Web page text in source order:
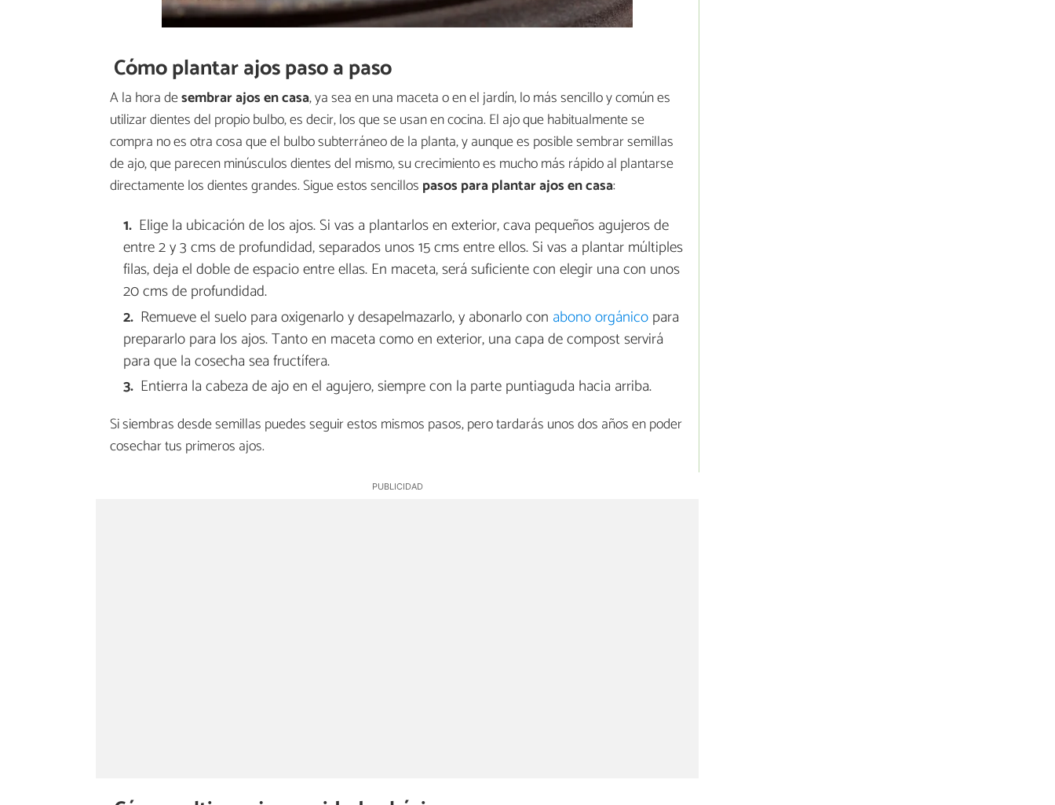
Cómo plantar ajos paso a paso
A la hora desembrar ajos en casa, ya sea en una maceta o en el jardín, lo más sencillo y común es
utilizar dientes del propio bulbo, es decir, los que se usan en cocina. El ajo que habitualmente se
compra no es otra cosa que el bulbo subterráneo de la planta, y aunque es posible sembrar semillas
de ajo, que parecen minúsculos dientes del mismo, su crecimiento es mucho más rápido al plantarse
directamente los dientes grandes. Sigue estos sencillos pasos para plantar ajos en casa:
Elige la ubicación de los ajos. Si vas a plantarlos en exterior, cava pequeños agujeros de
entre 2 y 3 cms de profundidad, separados unos 15 cms entre ellos. Si vas a plantar múltiples
filas, deja el doble de espacio entre ellas. En maceta, será suficiente con elegir una con unos
20 cms de profundidad.
Remueve el suelo para oxigenarlo y desapelmazarlo, y abonarlo con abono orgánicopara
prepararlo para los ajos. Tanto en maceta como en exterior, una capa de compost servirá
para que la cosecha sea fructífera.
Entierra la cabeza de ajo en el agujero, siempre con la parte puntiaguda hacia arriba.
Si siembras desde semillas puedes seguir estos mismos pasos, pero tardarás unos dos años en poder
cosechar tus primeros ajos.